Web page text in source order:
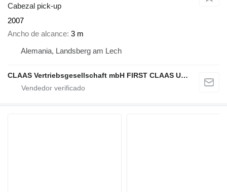
Cabezal pick-up
2007
Ancho de alcance 3 m
Alemania, Landsberg am Lech
CLAAS Vertriebsgesellschaft mbH FIRST CLAAS USED Center